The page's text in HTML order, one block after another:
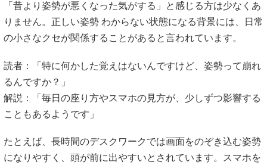
「昔より姿勢が悪くなった気がする」と感じる方は少なくあ
りません。正しい姿勢 わからない状態になる背景には、日常
の小さなクセが関係することがあると言われています。
読者：「特に何かした覚えはないんですけど、姿勢って崩れ
るんですか？」
解説：「毎日の座り方やスマホの見方が、少しずつ影響する
こともあるようです」
たとえば、長時間のデスクワークでは画面をのぞき込む姿勢
になりやすく、頭が前に出やすいとされています。スマホを